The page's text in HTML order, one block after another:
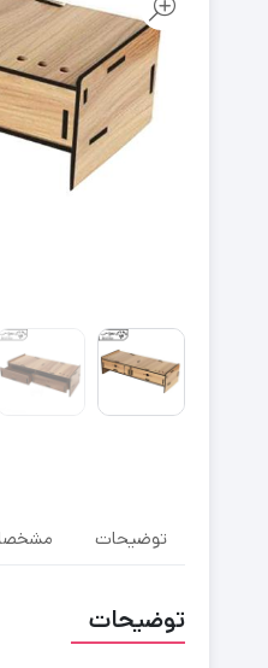
توضیحات
توضیحات